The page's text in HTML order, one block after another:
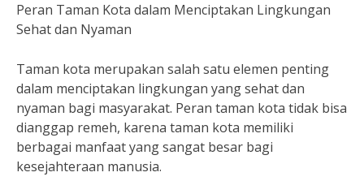
Peran Taman Kota dalam Menciptakan Lingkungan
Sehat dan Nyaman
Taman kota merupakan salah satu elemen penting
dalam menciptakan lingkungan yang sehat dan
nyaman bagi masyarakat. Peran taman kota tidak bisa
dianggap remeh, karena taman kota memiliki
berbagai manfaat yang sangat besar bagi
kesejahteraan manusia.